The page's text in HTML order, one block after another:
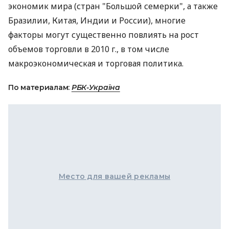
экономик мира (стран "Большой семерки", а также
Бразилии, Китая, Индии и России), многие
факторы могут существенно повлиять на рост
объемов торговли в 2010 г., в том числе
макроэкономическая и торговая политика.
По материалам: РБК-Україна
Место для вашей рекламы